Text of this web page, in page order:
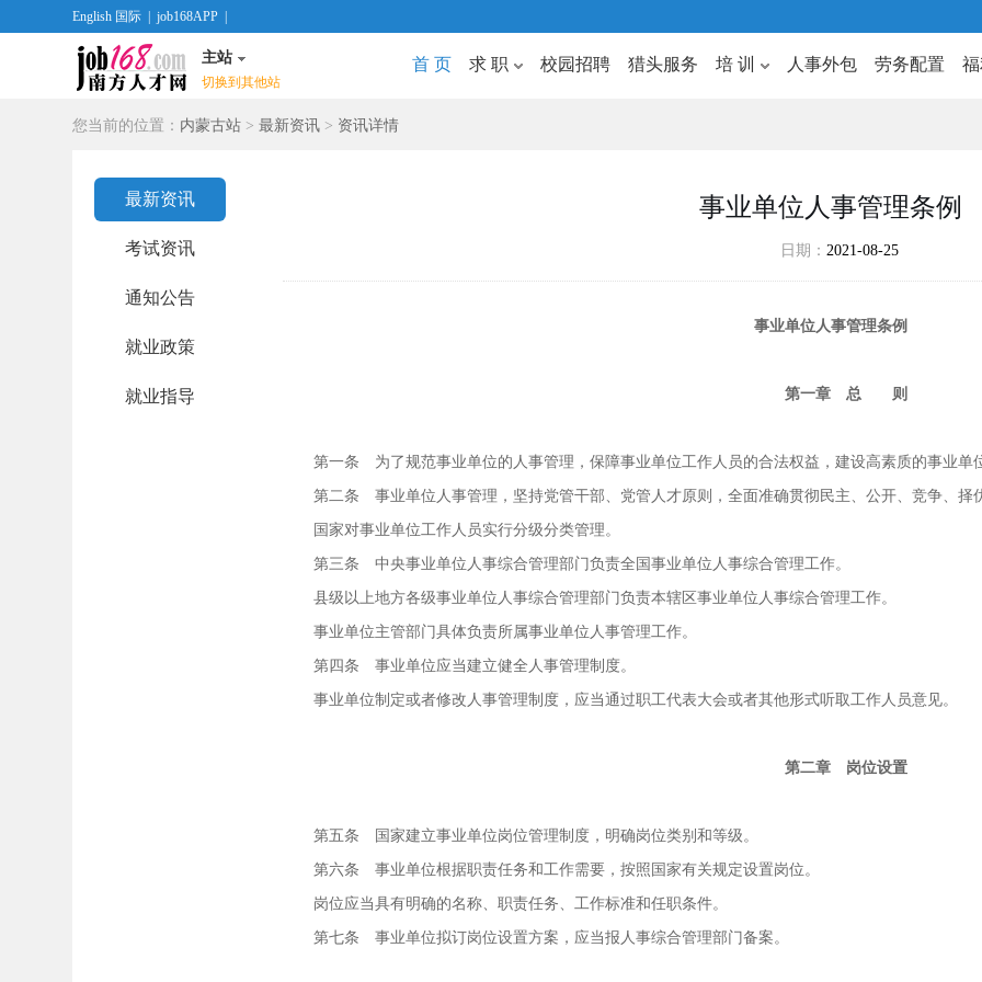
English 国际 job168APP
主站
切换到其他站
首 页 求 职 校园招聘 猎头服务 培 训 人事外包 劳务配置
您当前的位置： 内蒙古站 > 最新资讯 > 资讯详情
最新资讯
考试资讯
通知公告
就业政策
就业指导
事业单位人事管理条例
日期： 2021-08-25
事业单位人事管理条例
第一章 总 则
第一条 为了规范事业单位的人事管理，保障事业单位工作人员的合法权益，建设高素质的事业单
第二条 事业单位人事管理，坚持党管干部、党管人才原则，全面准确贯彻民主、公开、竞争、择
国家对事业单位工作人员实行分级分类管理。
第三条 中央事业单位人事综合管理部门负责全国事业单位人事综合管理工作。
县级以上地方各级事业单位人事综合管理部门负责本辖区事业单位人事综合管理工作。
事业单位主管部门具体负责所属事业单位人事管理工作。
第四条 事业单位应当建立健全人事管理制度。
事业单位制定或者修改人事管理制度，应当通过职工代表大会或者其他形式听取工作人员意见。
第二章 岗位设置
第五条 国家建立事业单位岗位管理制度，明确岗位类别和等级。
第六条 事业单位根据职责任务和工作需要，按照国家有关规定设置岗位。
岗位应当具有明确的名称、职责任务、工作标准和任职条件。
第七条 事业单位拟订岗位设置方案，应当报人事综合管理部门备案。